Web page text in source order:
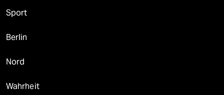
Sport
Berlin
Nord
Wahrheit